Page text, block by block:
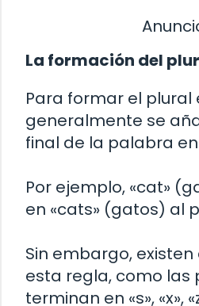
La formación del
Para formar el plural
generalmente se
final de la palabra
Por ejemplo, «cat»
en «cats» (gatos) al
Sin embargo,
esta regla, como las
terminan en «s», «x»,